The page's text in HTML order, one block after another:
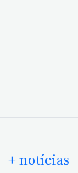
+ notícias